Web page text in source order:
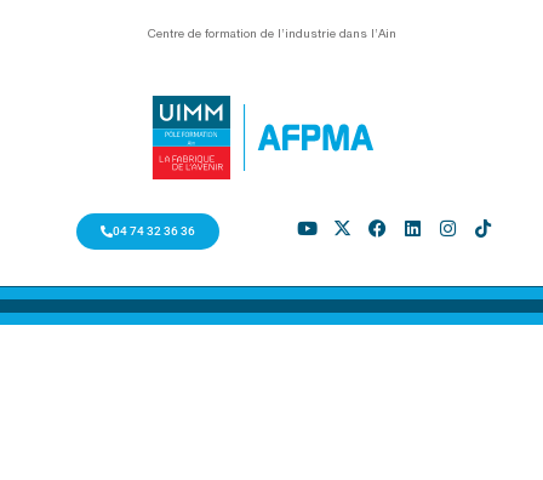
Centre de formation de l’industrie dans l’Ain
04 74 32 36 36